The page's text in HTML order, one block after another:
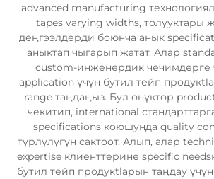
advanced manufacturing
tapes varying widths, толууктары
деңгээлдерди боюнча анык
аныктап чыгарып жатат. Алар
custom-инженердик чечимдерге
application үчүн бутил тейп
range таңдаңыз. Бул өнүктөр
чекитип, international
specifications коюшунда quality
түрлүлүгүн сактоот. Алып, алар
expertise клиенттерине specific
бутил тейп продукtlарын таңдау